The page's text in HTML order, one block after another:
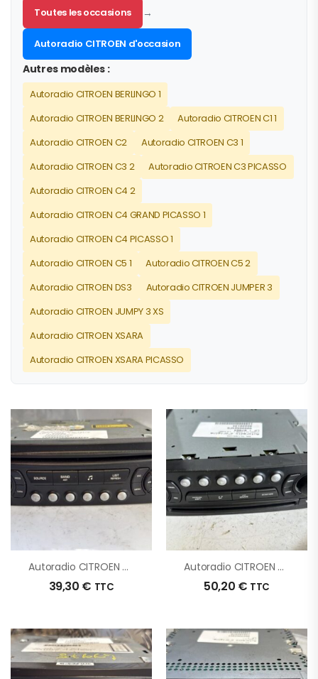
Toutes les occasions →
Autoradio CITROEN d'occasion
Autres modèles :
Autoradio CITROEN BERLINGO 1
Autoradio CITROEN BERLINGO 2
Autoradio CITROEN C1 1
Autoradio CITROEN C2
Autoradio CITROEN C3 1
Autoradio CITROEN C3 2
Autoradio CITROEN C3 PICASSO
Autoradio CITROEN C4 2
Autoradio CITROEN C4 GRAND PICASSO 1
Autoradio CITROEN C4 PICASSO 1
Autoradio CITROEN C5 1
Autoradio CITROEN C5 2
Autoradio CITROEN DS3
Autoradio CITROEN JUMPER 3
Autoradio CITROEN JUMPY 3 XS
Autoradio CITROEN XSARA
Autoradio CITROEN XSARA PICASSO
Autoradio CITROEN C4 1 PHASE 1 D’origine – 2006 – Occasion
39,30 € TTC
Autoradio CITROEN C4 1 PHASE 1 D’origine – 2007 – Occasion
50,20 € TTC